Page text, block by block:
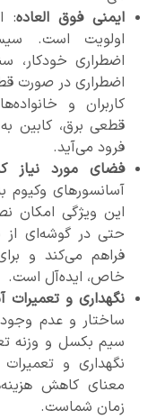
ایمنی فوق العاده:
اولویت است.
اضطراری
اضطراری در صورت
کاربران و
قطعی برق، کابین
فرود می‌آید.
فضای مورد نیاز
آسانسورهای وکیوم
این ویژگی امکان
حتی در گوشه‌ای از
فراهم می‌کند و
خاص، ایده‌آل است.
نگهداری و تعمیرات
ساختار و عدم
سیم بکسل و وزنه
نگهداری و
معنای کاهش
زمان شماست.